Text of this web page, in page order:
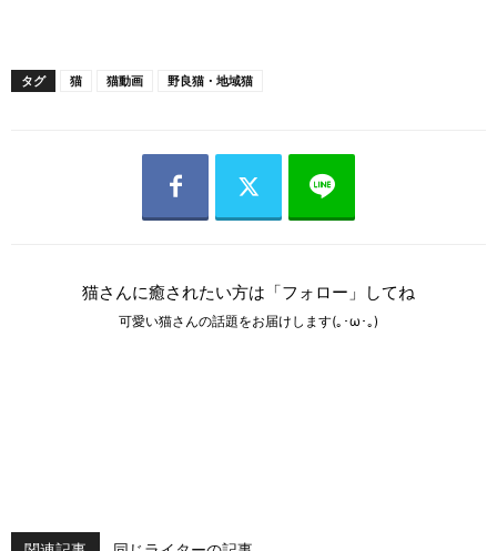
タグ 猫 猫動画 野良猫・地域猫
猫さんに癒されたい方は「フォロー」してね
可愛い猫さんの話題をお届けします(｡･ω･｡)